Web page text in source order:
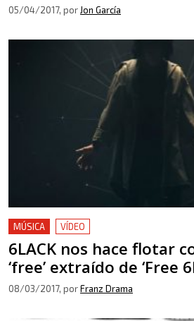
05/04/2017, por Jon García
MÚSICA VÍDEO
6LACK nos hace flotar
‘free’ extraído de ‘Free
08/03/2017, porFranz Drama